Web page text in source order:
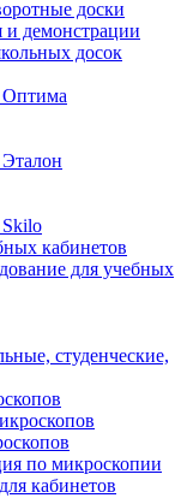
доски
и демонстрации
досок
Оптима
Skilo
кабинетов
для учебных
студенческие,
по микроскопии
кабинетов